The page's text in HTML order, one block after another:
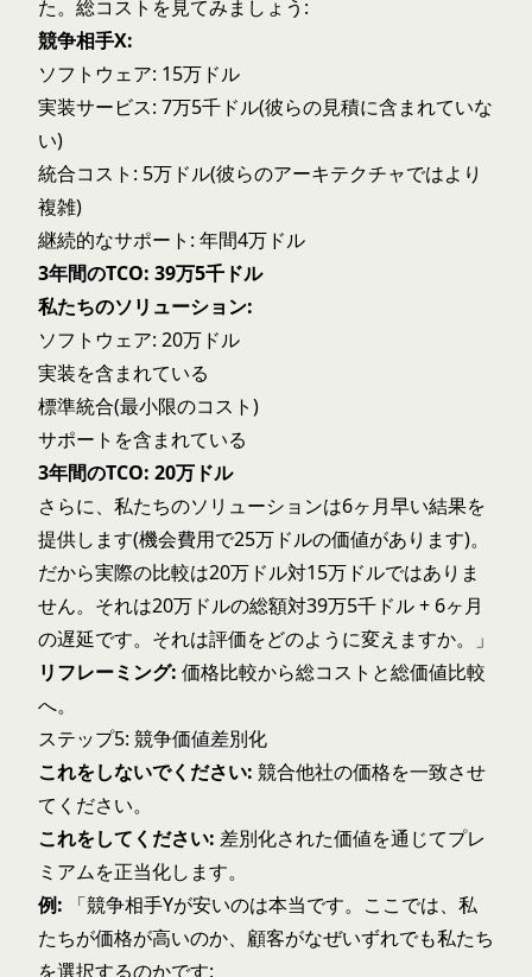
た。総コストを見てみましょう:
競争相手X:
ソフトウェア: 15万ドル
実装サービス: 7万5千ドル(彼らの見積に含まれていな
い)
統合コスト: 5万ドル(彼らのアーキテクチャではより
複雑)
継続的なサポート: 年間4万ドル
3年間のTCO: 39万5千ドル
私たちのソリューション:
ソフトウェア: 20万ドル
実装を含まれている
標準統合(最小限のコスト)
サポートを含まれている
3年間のTCO: 20万ドル
さらに、私たちのソリューションは6ヶ月早い結果を
提供します(機会費用で25万ドルの価値があります)。
だから実際の比較は20万ドル対15万ドルではありま
せん。それは20万ドルの総額対39万5千ドル + 6ヶ月
の遅延です。それは評価をどのように変えますか。」
リフレーミング: 価格比較から総コストと総価値比較
へ。
ステップ5: 競争価値差別化
これをしないでください: 競合他社の価格を一致させ
てください。
これをしてください: 差別化された価値を通じてプレ
ミアムを正当化します。
例: 「競争相手Yが安いのは本当です。ここでは、私
たちが価格が高いのか、顧客がなぜいずれでも私たち
を選択するのかです: